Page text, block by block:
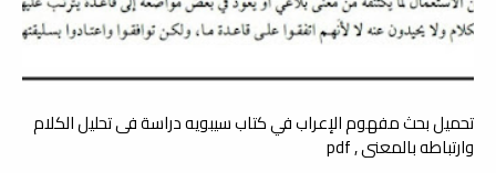
تحميل بحث مفهوم الإعراب في كتاب سيبويه دراسة فى تحليل الكلام
وارتباطه بالمعنى , pdf